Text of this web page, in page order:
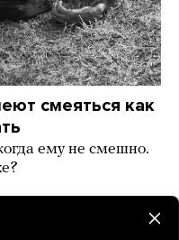
смеяться как
ему не смешно.